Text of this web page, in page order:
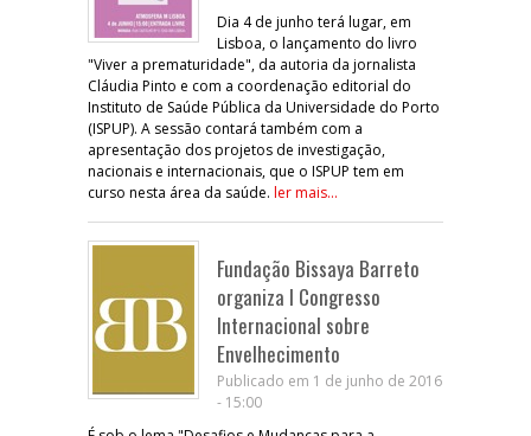
Dia 4 de junho terá lugar, em
Lisboa, o lançamento do livro
"Viver a prematuridade", da autoria da jornalista
Cláudia Pinto e com a coordenação editorial do
Instituto de Saúde Pública da Universidade do Porto
(ISPUP). A sessão contará também com a
apresentação dos projetos de investigação,
nacionais e internacionais, que o ISPUP tem em
curso nesta área da saúde. ler mais...
Fundação Bissaya Barreto
organiza I Congresso
Internacional sobre
Envelhecimento
Publicado em 1 de junho de 2016
- 15:00